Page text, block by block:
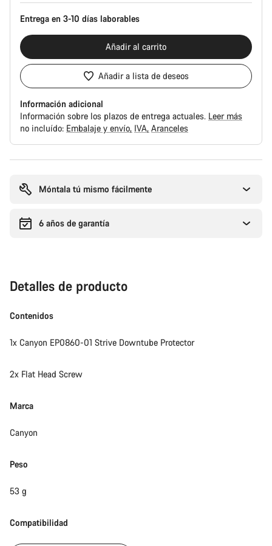
Entrega en 3-10 días laborables
Añadir al carrito
Añadir a lista de deseos
Información adicional
Información sobre los plazos de entrega actuales. Leer más
no incluído: Embalaje y envío IVA Aranceles
compra
Móntala tú mismo fácilmente
6 años de garantía
Detalles de producto
Contenidos
1x Canyon EP0860-01 Strive Downtube Protector
2x Flat Head Screw
Marca
Canyon
Peso
53 g
Compatibilidad